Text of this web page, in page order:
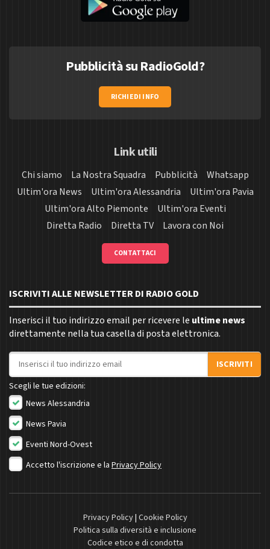
Pubblicità su RadioGold?
RICHIEDI INFO
Link utili
Chi siamo La Nostra Squadra Pubblicità
Whatsapp
Ultim'ora News
Ultim'ora Alessandria
Ultim'ora Pavia
Ultim'ora Alto Piemonte
Ultim'ora Eventi
Diretta Radio
Diretta TV Lavora con Noi
CONTATTACI
ISCRIVITI ALLE NEWSLETTER DI RADIO GOLD
Inserisci il tuo indirizzo email per ricevere le ultime news
direttamente nella tua casella di posta elettronica.
Indirizzo email
ISCRIVITI
Scegli le tue edizioni:
News Alessandria
News Pavia
Eventi Nord-Ovest
Accetto l'iscrizione e la Privacy Policy
Privacy Policy| Cookie Policy
Politica sulla diversità e inclusione
Codice etico e di condotta